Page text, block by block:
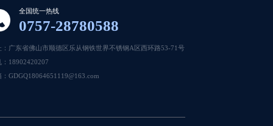
全国统一热线
0757-28780588
：广东省佛山市顺德区乐从钢铁世界不锈钢A区西环路53-71号
：18902420207
：GDGQ18064651119@163.com